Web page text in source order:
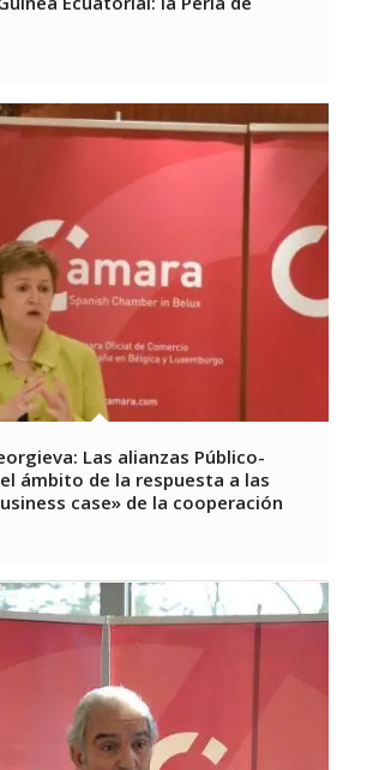
Las alianzas Público-
ámbito de la respuesta a las
case» de la cooperación